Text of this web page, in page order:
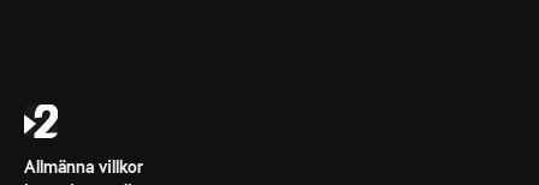
Allmänna villkor